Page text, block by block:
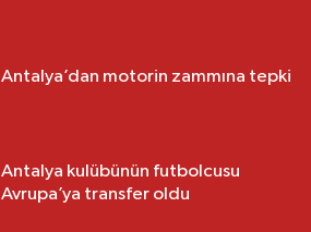
Antalya’dan motorin zammına tepki
Antalya kulübünün futbolcusu
Avrupa’ya transfer oldu